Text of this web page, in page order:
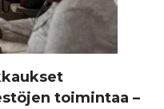
toimintaa –